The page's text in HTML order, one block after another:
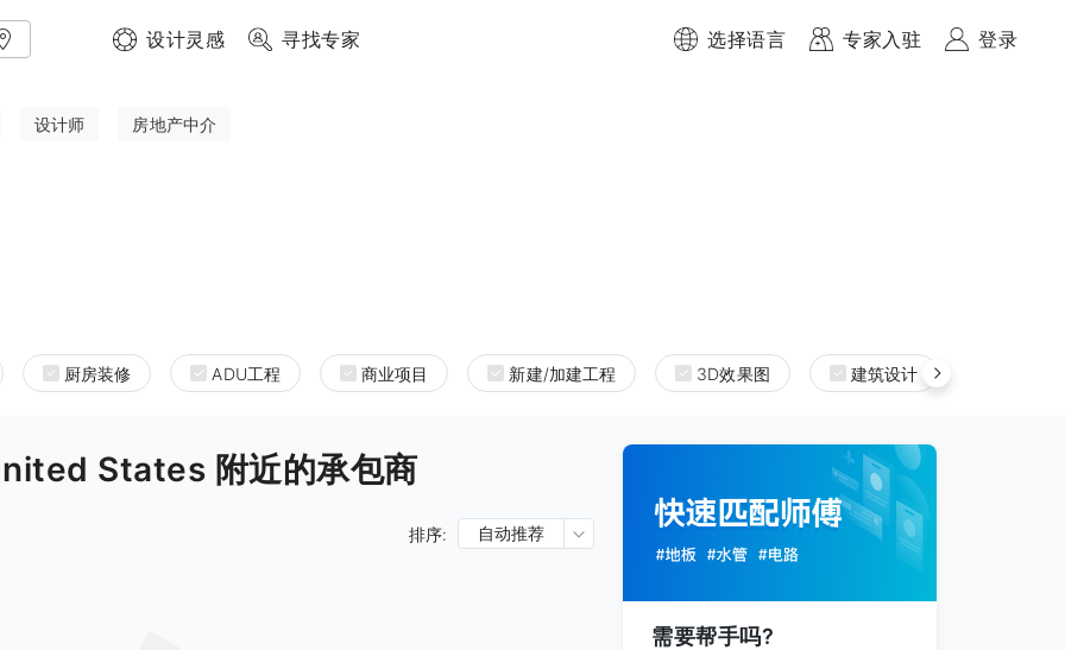
设计灵感 寻找专家 选择语言 专家入驻 登录
设计师 房地产中介
厨房装修 ADU工程 商业项目 新建/加建工程 3D效果图 建筑设计
States 附近的承包商
排序: 自动推荐
需要帮手吗?